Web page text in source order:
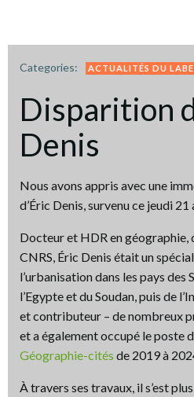
Categories: ACTUALITÉS DU
Disparition
Denis
Nous avons appris avec une
d’Éric Denis, survenu ce jeudi
Docteur et HDR en géographie,
CNRS, Éric Denis était un
l’urbanisation dans les pays des
l’Egypte et du Soudan, puis de
et contributeur – de nombreux
et a également occupé le poste
Géographie-cités de 2019 à
À travers ses travaux, il s’est